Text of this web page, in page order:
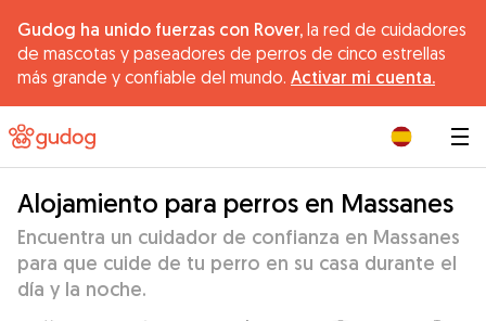
Gudog ha unido fuerzas con Rover, la red de cuidadores
de mascotas y paseadores de perros de cinco estrellas
más grande y confiable del mundo. Activar mi cuenta.
Alojamiento para perros en Massanes
Encuentra un cuidador de confianza en Massanes
para que cuide de tu perro en su casa durante el
día y la noche.